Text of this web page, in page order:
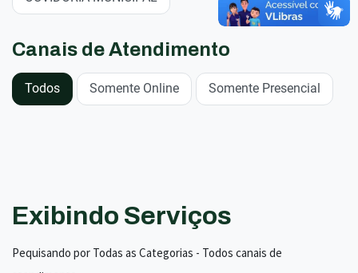
Canais de Atendimento
Todos Somente Online Somente Presencial
Exibindo Serviços
Pequisando por Todas as Categorias - Todos canais de